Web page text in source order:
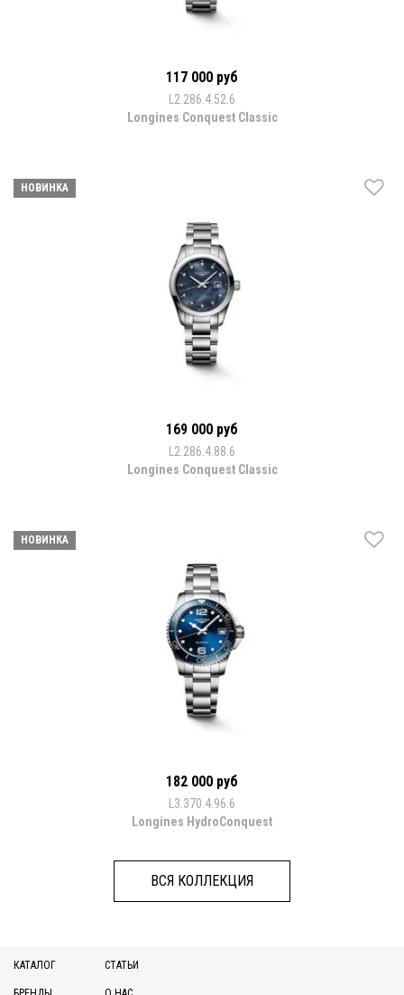
117 000 руб
L2.286.4.52.6
Longines Conquest Classic
НОВИНКА
169 000 руб
L2.286.4.88.6
Longines Conquest Classic
НОВИНКА
182 000 руб
L3.370.4.96.6
Longines HydroConquest
ВСЯ КОЛЛЕКЦИЯ
КАТАЛОГ СТАТЬИ